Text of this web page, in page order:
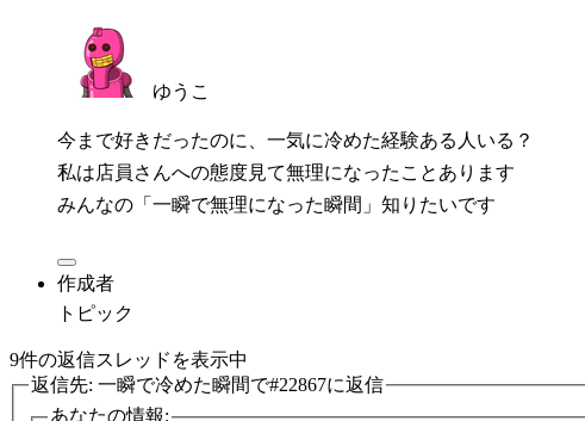
ゆうこ
今まで好きだったのに、一気に冷めた経験ある人いる？
私は店員さんへの態度見て無理になったことあります
みんなの「一瞬で無理になった瞬間」知りたいです
作成者
トピック
9件の返信スレッドを表示中
返信先: 一瞬で冷めた瞬間で#22867に返信
あなたの情報: